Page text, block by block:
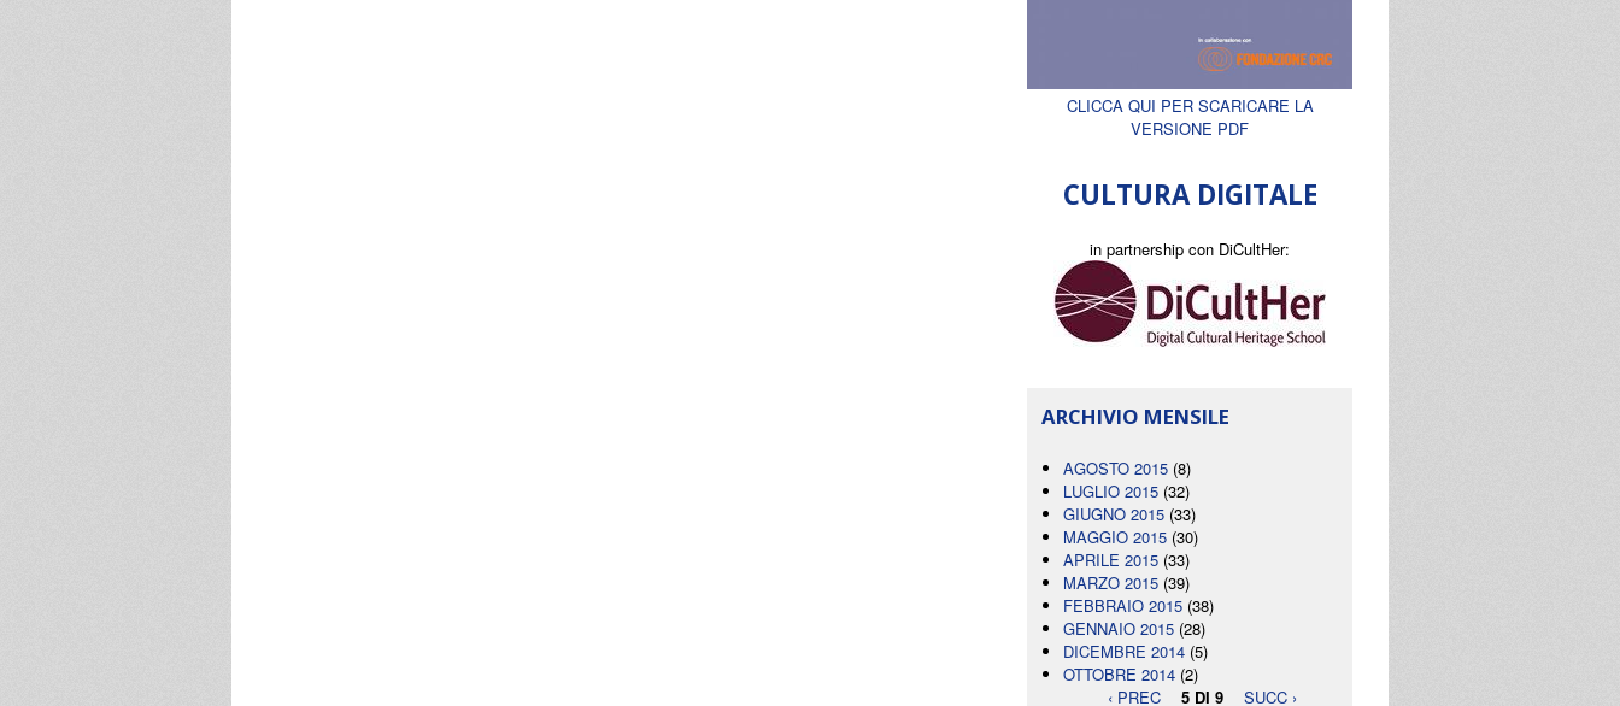
CLICCA QUI PER SCARICARE LA
VERSIONE PDF
CULTURA DIGITALE
in partnership con DiCultHer:
ARCHIVIO MENSILE
AGOSTO 2015 (8)
LUGLIO 2015 (32)
GIUGNO 2015 (33)
MAGGIO 2015 (30)
APRILE 2015 (33)
MARZO 2015 (39)
FEBBRAIO 2015 (38)
GENNAIO 2015 (28)
DICEMBRE 2014 (5)
OTTOBRE 2014 (2)
‹ PREC
5 DI 9 SUCC ›